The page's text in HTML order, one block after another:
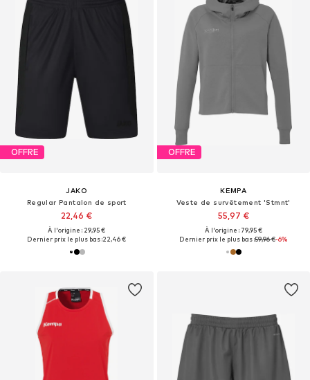
OFFRE
JAKO
Regular Pantalon de sport
22,46 €
À l'origine : 29,95 €
Dernier prix le plus bas :22,46 €
OFFRE
KEMPA
Veste de survêtement 'Stmnt'
55,97 €
À l'origine : 79,95 €
Dernier prix le plus bas :59,96 €-6%